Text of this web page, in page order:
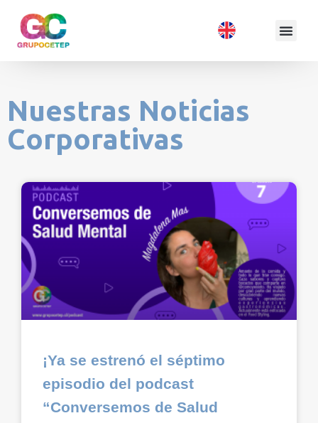
Nuestras Noticias
Corporativas
¡Ya se estrenó el séptimo
episodio del podcast
“Conversemos de Salud